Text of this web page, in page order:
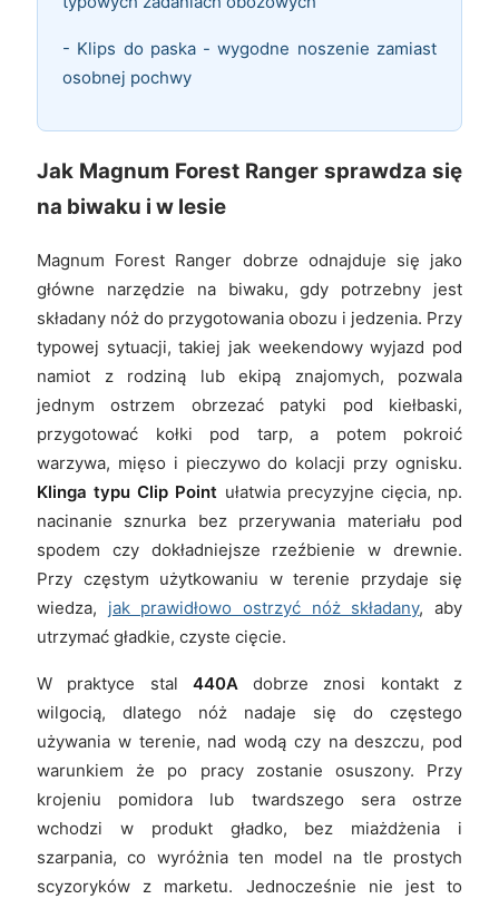
- Klips do paska - wygodne noszenie zamiast
osobnej pochwy
Jak Magnum Forest Ranger sprawdza się
na biwaku i w lesie
Magnum Forest Ranger dobrze odnajduje się jako
główne narzędzie na biwaku, gdy potrzebny jest
składany nóż do przygotowania obozu i jedzenia. Przy
typowej sytuacji, takiej jak weekendowy wyjazd pod
namiot z rodziną lub ekipą znajomych, pozwala
jednym ostrzem obrzezać patyki pod kiełbaski,
przygotować kołki pod tarp, a potem pokroić
warzywa, mięso i pieczywo do kolacji przy ognisku.
Klinga typu Clip Point ułatwia precyzyjne cięcia, np.
nacinanie sznurka bez przerywania materiału pod
spodem czy dokładniejsze rzeźbienie w drewnie.
Przy częstym użytkowaniu w terenie przydaje się
wiedza, jak prawidłowo ostrzyć nóż składany, aby
utrzymać gładkie, czyste cięcie.
W praktyce stal 440Adobrze znosi kontakt z
wilgocią, dlatego nóż nadaje się do częstego
używania w terenie, nad wodą czy na deszczu, pod
warunkiem że po pracy zostanie osuszony. Przy
krojeniu pomidora lub twardszego sera ostrze
wchodzi w produkt gładko, bez miażdżenia i
szarpania, co wyróżnia ten model na tle prostych
scyzoryków z marketu. Jednocześnie nie jest to